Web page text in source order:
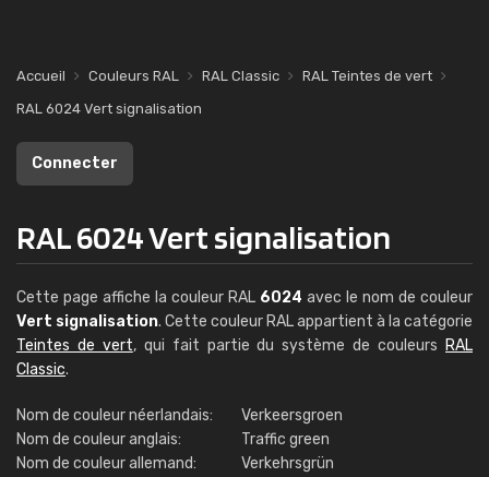
Accueil Couleurs RAL RAL Classic
RAL Teintes de vert
RAL 6024 Vert signalisation
Connecter
RAL 6024 Vert signalisation
Cette page affiche la couleur RAL 6024 avec le nom de couleur
Vert signalisation. Cette couleur RAL appartient à la catégorie
Teintes de vert, qui fait partie du système de couleurs RAL
Classic.
Nom de couleur néerlandais:
Verkeersgroen
Nom de couleur anglais:
Traffic green
Nom de couleur allemand:
Verkehrsgrün